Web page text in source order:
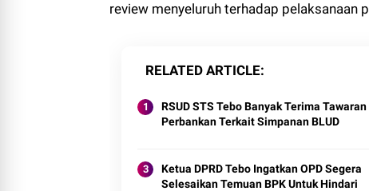
review menyeluruh terhadap pelaksanaan
RELATED ARTICLE
RSUD STS Tebo Banyak Terima Tawaran
Perbankan Terkait Simpanan BLUD
Ketua DPRD Tebo Ingatkan OPD Segera
Selesaikan Temuan BPK Untuk Hindari